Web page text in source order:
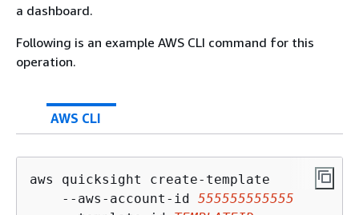
a dashboard.
Following is an example AWS CLI command for this
operation.
AWS CLI
aws quicksight create-template
    --aws-account-id
555555555555